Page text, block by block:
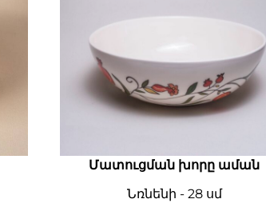
Մատուցման խորը աման
Նռնենի - 28 սմ